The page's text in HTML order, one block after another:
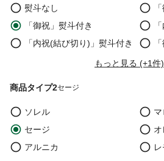
熨斗なし
「御祝」熨斗付き
「内祝(結び切り)」熨斗付き
もっと見る (+1件)
商品タイプ2セージ
ソレル
マ
セージ
オ
アルニカ